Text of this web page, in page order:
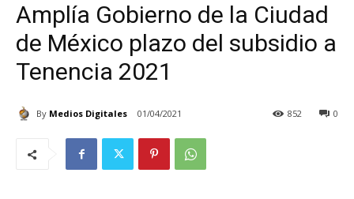
Amplía Gobierno de la Ciudad
de México plazo del subsidio a
Tenencia 2021
By Medios Digitales 01/04/2021 0
852